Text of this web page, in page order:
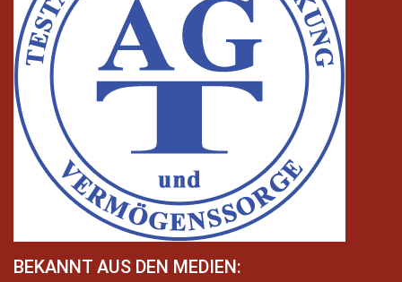
BEKANNT AUS DEN MEDIEN: